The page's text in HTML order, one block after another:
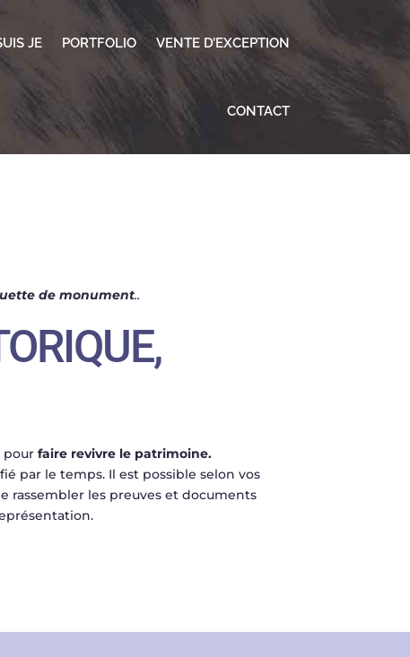
JE PORTFOLIO VENTE D’EXCEPTION
CONTACT
de monument..
pourfaire revivre le patrimoine.
par le temps. Il est possible selon vos
rassembler les preuves et documents